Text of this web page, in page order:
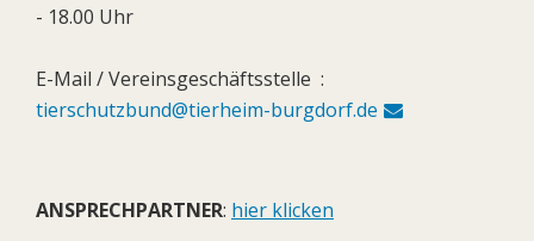
- 18.00 Uhr
E-Mail / Vereinsgeschäftsstelle :
tierschutzbund@tierheim-burgdorf.de
ANSPRECHPARTNER: hier klicken